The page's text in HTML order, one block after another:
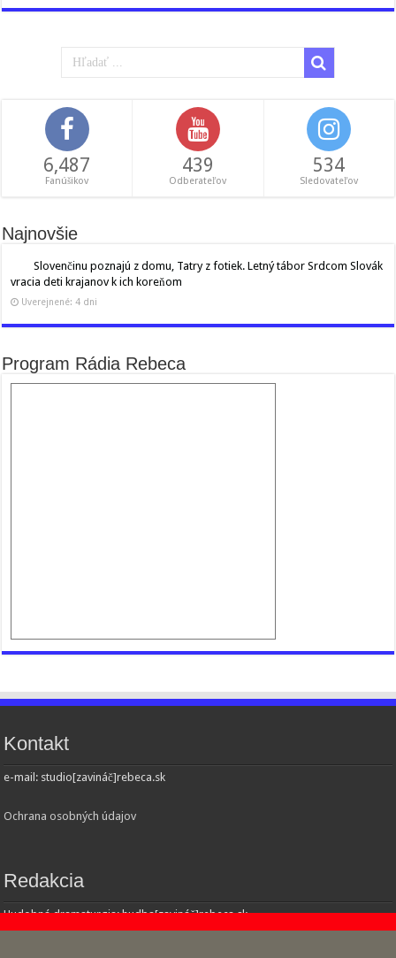
6,487
Fanúšikov
439
Odberateľov
534
Sledovateľov
Najnovšie
Slovenčinu poznajú z domu, Tatry z fotiek. Letný tábor Srdcom Slovák
vracia deti krajanov k ich koreňom
Uverejnené: 4 dni
Program Rádia Rebeca
Kontakt
e-mail: studio[zavináč]rebeca.sk
Ochrana osobných údajov
Redakcia
Hudobná dramaturgia: hudba[zavináč]rebeca.sk